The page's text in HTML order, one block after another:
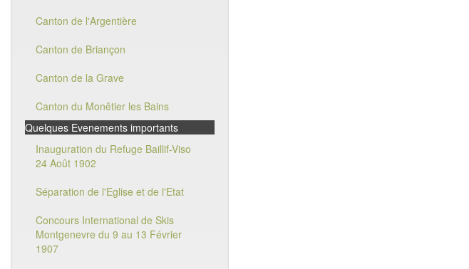
Canton de l'Argentière
Canton de Briançon
Canton de la Grave
Canton du Monêtier les Bains
Quelques Evenements importants
Inauguration du Refuge Baillif-Viso
24 Août 1902
Séparation de l'Eglise et de l'Etat
Concours International de Skis
Montgenevre du 9 au 13 Février
1907